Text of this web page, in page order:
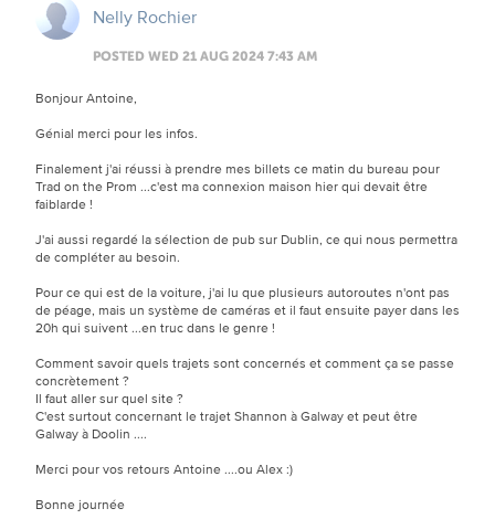
Nelly Rochier
POSTED WED 21 AUG 2024 7:43 AM
Bonjour Antoine,
Génial merci pour les infos.
Finalement j'ai réussi à prendre mes billets ce matin du bureau pour
Trad on the Prom ...c'est ma connexion maison hier qui devait être
faiblarde !
J'ai aussi regardé la sélection de pub sur Dublin, ce qui nous permettra
de compléter au besoin.
Pour ce qui est de la voiture, j'ai lu que plusieurs autoroutes n'ont pas
de péage, mais un système de caméras et il faut ensuite payer dans les
20h qui suivent ...en truc dans le genre !
Comment savoir quels trajets sont concernés et comment ça se passe
concrètement ?
Il faut aller sur quel site ?
C'est surtout concernant le trajet Shannon à Galway et peut être
Galway à Doolin ....
Merci pour vos retours Antoine ....ou Alex :)
Bonne journée